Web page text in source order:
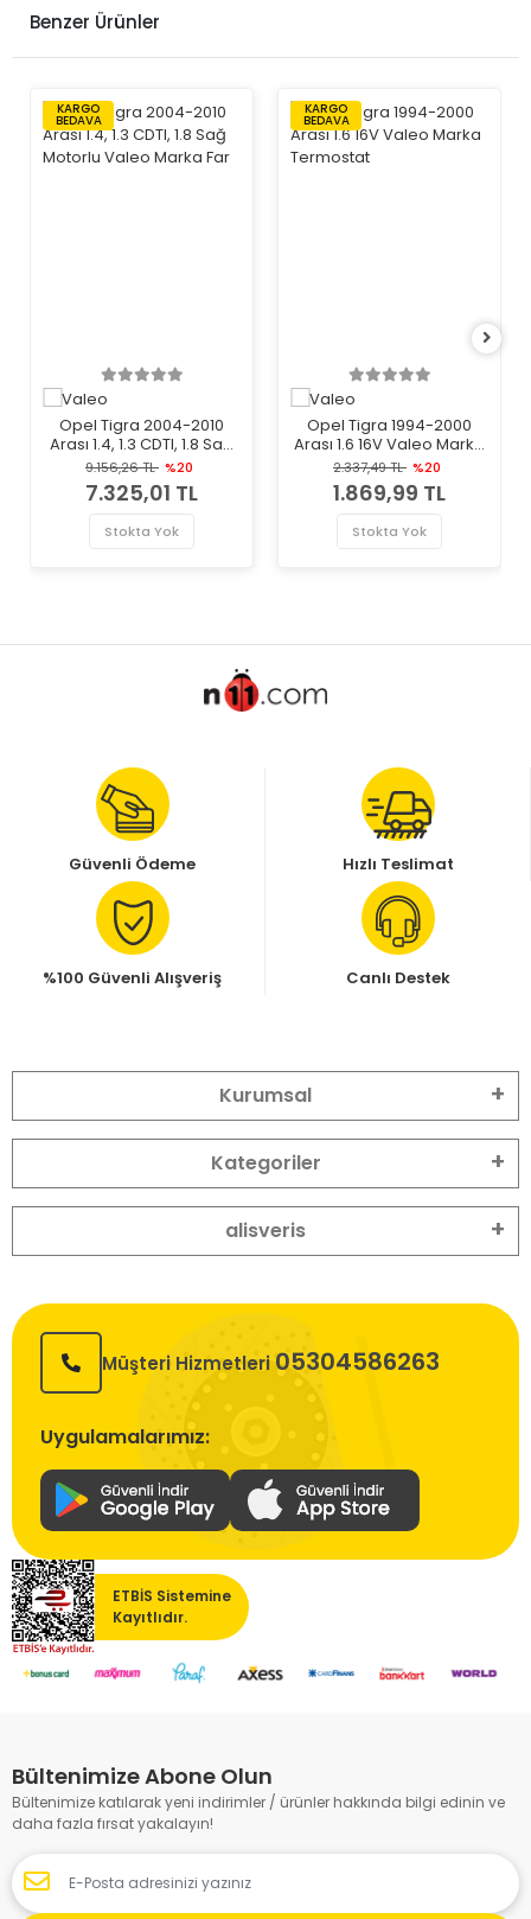
Benzer Ürünler
KARGO
BEDAVA
Opel Tigra 2004-2010
Arası 1.4, 1.3 CDTI, 1.8 Sağ
Motorlu Valeo Marka Far
9.156,26 TL %20
7.325,01 TL
Stokta Yok
KARGO
BEDAVA
Opel Tigra 1994-2000
Arası 1.6 16V Valeo Marka
Termostat
2.337,49 TL %20
1.869,99 TL
Stokta Yok
Güvenli Ödeme Hızlı Teslimat
%100 Güvenli Alışveriş Canlı Destek
Kurumsal
Kategoriler
alisveris
Müşteri Hizmetleri 05304586263
Uygulamalarımız:
ETBİS Sistemine
Kayıtlıdır.
Bültenimize Abone Olun
Bültenimize katılarak yeni indirimler / ürünler hakkında bilgi edinin ve
daha fazla fırsat yakalayın!